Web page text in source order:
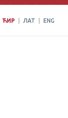
ЋИР ЛАТ ENG